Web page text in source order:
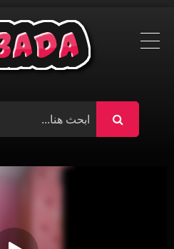
content